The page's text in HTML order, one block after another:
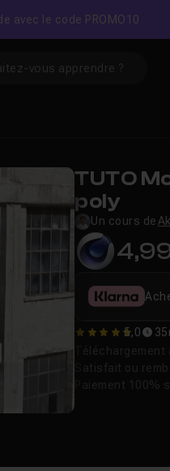
avec le code PROMO10
TUTO
poly
Un cours de
5 5,0